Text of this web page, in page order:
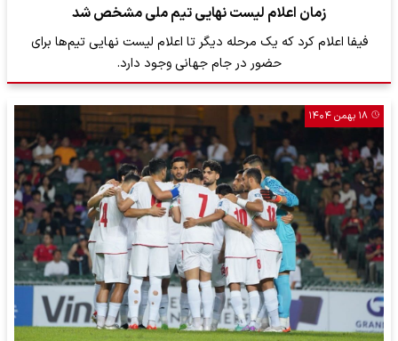
زمان اعلام لیست نهایی تیم ملی مشخص شد
فیفا اعلام کرد که یک مرحله دیگر تا اعلام لیست نهایی تیم‌ها برای
حضور در جام جهانی وجود دارد.
۱۸ بهمن ۱۴۰۴